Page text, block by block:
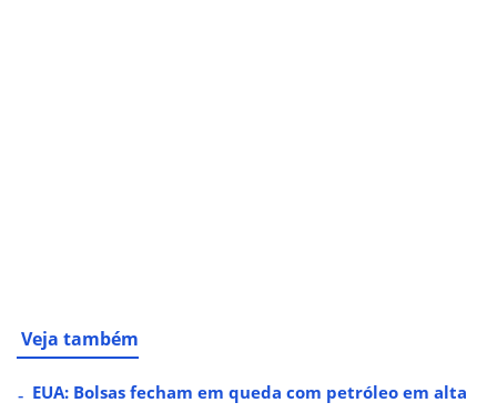
Veja também
EUA: Bolsas fecham em queda com petróleo em alta